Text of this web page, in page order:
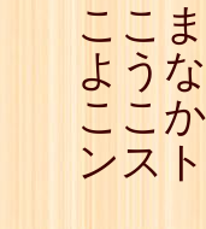
ここ
よう
ここ
ンス